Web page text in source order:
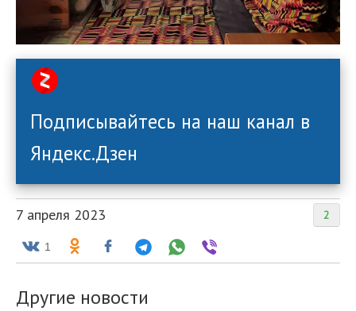
Подписывайтесь на наш канал в
Яндекс.Дзен
2
7 апреля 2023
1
Другие новости